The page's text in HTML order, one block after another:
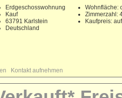
Erdgeschosswohnung
Kauf
63791 Karlstein
Deutschland
Wohnfläche:
Zimmerzahl:
Kaufpreis:
Kontakt aufnehmen